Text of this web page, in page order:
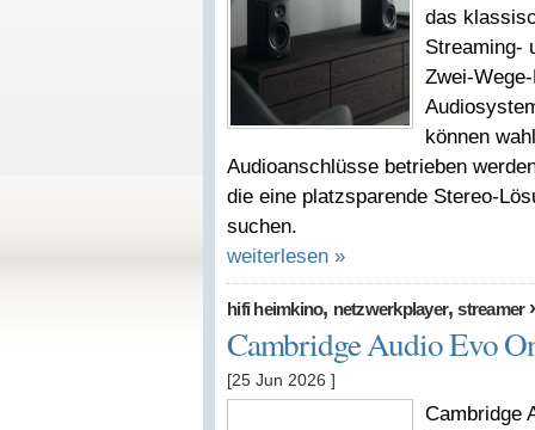
das
Streaming-
Zwei-
können
Audioanschlüsse betrieben
die eine platzsparende Stereo-
suchen.
weiterlesen »
hifi heimkino, netzwerkplayer,streamer
Cambridge Audio Evo
[25 Jun 2026 ]
Cambridge